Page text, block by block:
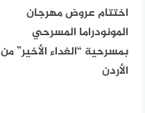
اختتام عروض مهرجان
المونودراما المسرحي
بمسرحية “الغداء الأخير” من
الأردن